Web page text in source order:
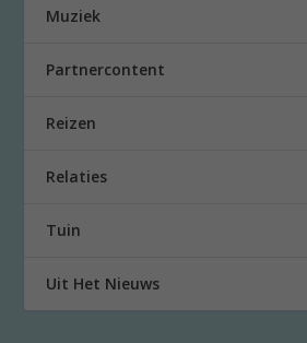
Muziek
Partnercontent
Reizen
Relaties
Tuin
Uit Het Nieuws